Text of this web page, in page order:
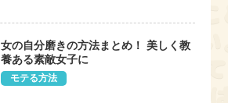
女の自分磨きの方法まとめ！ 美しく教
養ある素敵女子に
モテる方法